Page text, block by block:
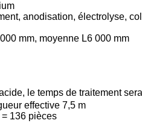
anodisation, électrolyse,
mm, moyenne L6 000 mm
le temps de traitement
effective 7,5 m
136 pièces